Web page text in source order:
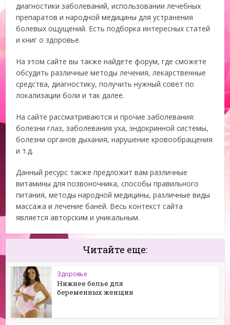
диагностики заболеваний, использовании лечебных
препаратов и народной медицины для устранения
болевых ощущений. Есть подборка интересных статей
и книг о здоровье.
На этом сайте вы также найдете форум, где сможете
обсудить различные методы лечения, лекарственные
средства, диагностику, получить нужный совет по
локализации боли и так далее.
На сайте рассматриваются и прочие заболевания:
болезни глаз, заболевания уха, эндокринной системы,
болезни органов дыхания, нарушение кровообращения
и т.д.
Данный ресурс также предложит вам различные
витамины для позвоночника, способы правильного
питания, методы народной медицины, различные виды
массажа и лечение баней. Весь контекст сайта
является авторским и уникальным.
Читайте еще:
Здоровье
Нижнее белье для
беременных женщин